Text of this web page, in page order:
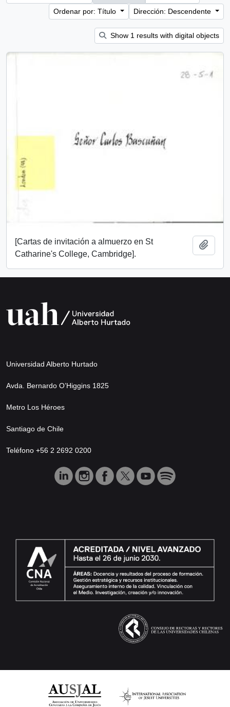
Ordenar por: Título
Dirección: Descendente
Show 1 results with digital objects
[Cartas de invitación a almuerzo en St
Catharine's College, Cambridge].
Universidad Alberto Hurtado
Avda. Bernardo O’Higgins 1825
Metro Los Héroes
Santiago de Chile
Teléfono +56 2 2692 0200